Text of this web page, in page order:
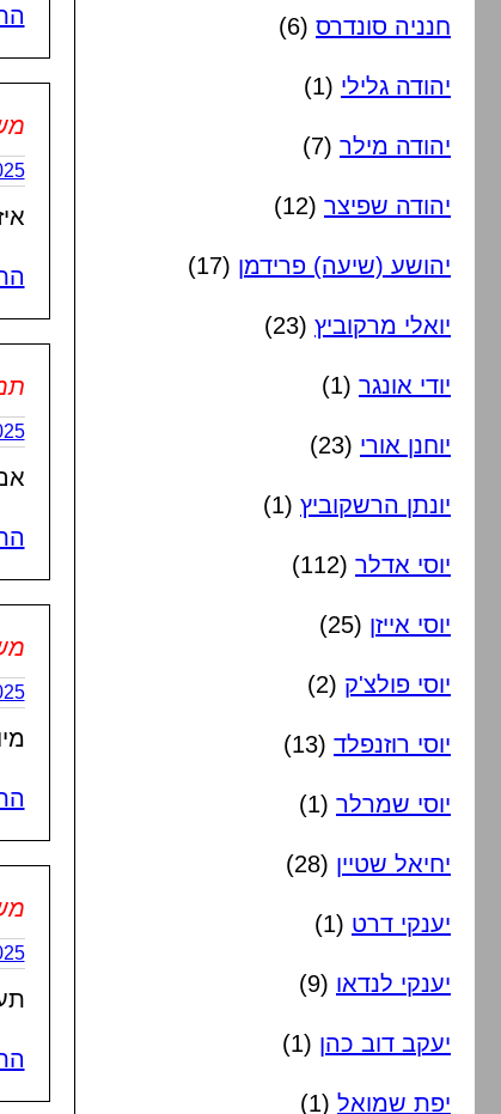
06/
06/
07/
17/
חנניה סונדרס (6)
יהודה גלילי (1)
יהודה מילר (7)
יהודה שפיצר (12)
יהושע (שיעה) פרידמן (17)
יואלי מרקוביץ (23)
יודי אונגר (1)
יוחנן אורי (23)
יונתן הרשקוביץ (1)
יוסי אדלר (112)
יוסי אייזן (25)
יוסי פולצ'ק (2)
יוסי רוזנפלד (13)
יוסי שמרלר (1)
יחיאל שטיין (28)
יענקי דרט (1)
יענקי לנדאו (9)
יעקב דוב כהן (1)
יפת שמואל (1)